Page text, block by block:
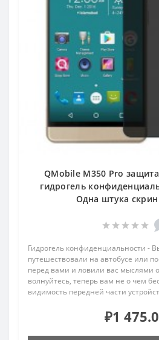
QMobile M350 Pro
гидрогель
Одна штука
Гидрогель конфиденциальности -
путешествовали на автобусе или
перед вами и ловили вас мыслями
волнуйтесь, теперь вам не о чем
видимость передней части
₽1